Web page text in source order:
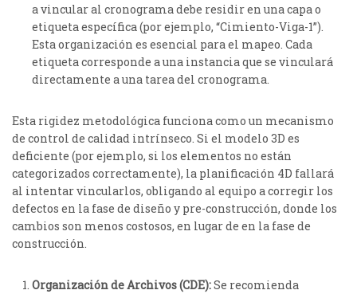
a vincular al cronograma debe residir en una capa o
etiqueta específica (por ejemplo, “Cimiento-Viga-1”).
Esta organización es esencial para el mapeo. Cada
etiqueta corresponde a una instancia que se vinculará
directamente a una tarea del cronograma.
Esta rigidez metodológica funciona como un mecanismo
de control de calidad intrínseco. Si el modelo 3D es
deficiente (por ejemplo, si los elementos no están
categorizados correctamente), la planificación 4D fallará
al intentar vincularlos, obligando al equipo a corregir los
defectos en la fase de diseño y pre-construcción, donde los
cambios son menos costosos, en lugar de en la fase de
construcción.
Organización de Archivos (CDE):Se recomienda